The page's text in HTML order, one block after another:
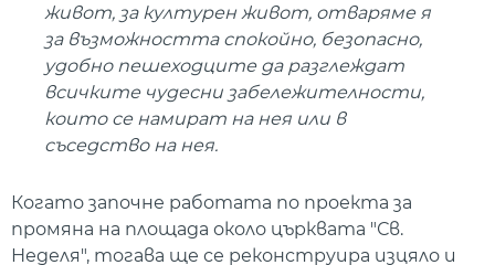
живот, за културен живот, отваряме я
за възможността спокойно, безопасно,
удобно пешеходците да разглеждат
всичките чудесни забележителности,
които се намират на нея или в
съседство на нея.
Когато започне работата по проекта за
промяна на площада около църквата "Св.
Неделя", тогава ще се реконструира изцяло и